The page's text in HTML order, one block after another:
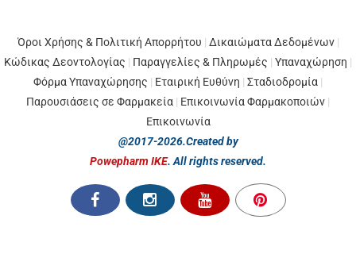
Όροι Χρήσης & Πολιτική Απορρήτου | Δικαιώματα Δεδομένων |
Κώδικας Δεοντολογίας | Παραγγελίες & Πληρωμές | Υπαναχώρηση |
Φόρμα Υπαναχώρησης | Εταιρική Ευθύνη | Σταδιοδρομία |
Παρουσιάσεις σε Φαρμακεία | Επικοινωνία Φαρμακοποιών |
Επικοινωνία
@2017-2026.Created by
Powepharm IKE. All rights reserved.